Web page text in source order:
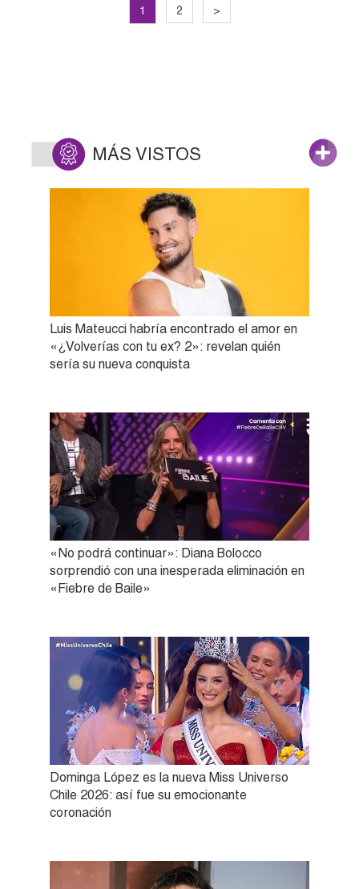
1 2 >
MÁS VISTOS
Luis Mateucci habría encontrado el amor en
«¿Volverías con tu ex? 2»: revelan quién
sería su nueva conquista
«No podrá continuar»: Diana Bolocco
sorprendió con una inesperada eliminación en
«Fiebre de Baile»
Dominga López es la nueva Miss Universo
Chile 2026: así fue su emocionante
coronación